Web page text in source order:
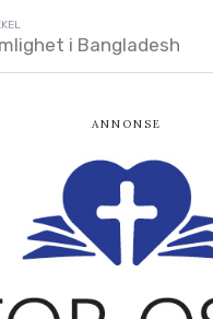
i Bangladesh